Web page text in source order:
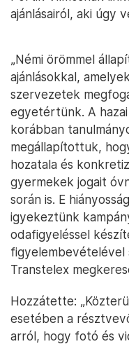
ajánlásairól, aki úgy
„Némi örömmel
ajánlásokkal,
szervezetek
egyetértünk. A
korábban
megállapítottuk,
hozatala és
gyermekek jogait
során is. E
igyekeztünk
odafigyeléssel
figyelembevételével
Transtelex
Hozzátette:
esetében a
arról, hogy fotó és